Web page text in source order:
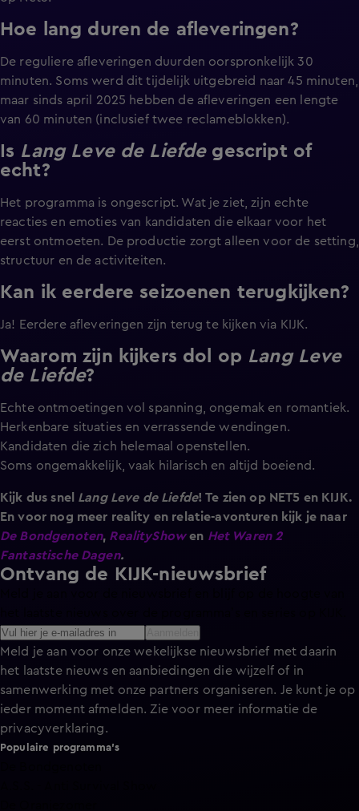
Hoe lang duren de afleveringen?
De reguliere afleveringen duurden oorspronkelijk 30
minuten. Soms werd dit tijdelijk uitgebreid naar 45 minuten,
maar sinds april 2025 hebben de afleveringen een lengte
van 60 minuten (inclusief twee reclameblokken).
Is Lang Leve de Liefdegescript of
echt?
Het programma is ongescript. Wat je ziet, zijn echte
reacties en emoties van kandidaten die elkaar voor het
eerst ontmoeten. De productie zorgt alleen voor de setting,
structuur en de activiteiten.
Kan ik eerdere seizoenen terugkijken?
Ja! Eerdere afleveringen zijn terug te kijken via KIJK.
Waarom zijn kijkers dol op Lang Leve
de Liefde?
Echte ontmoetingen vol spanning, ongemak en romantiek.
Herkenbare situaties en verrassende wendingen.
Kandidaten die zich helemaal openstellen.
Soms ongemakkelijk, vaak hilarisch en altijd boeiend.
Kijk dus snel Lang Leve de Liefde! Te zien op NET5 en KIJK.
En voor nog meer reality en relatie-avonturen kijk je naar
De Bondgenoten, RealityShowen Het Waren 2
Fantastische Dagen.
Ontvang de KIJK-nieuwsbrief
Meld je aan voor onze wekelijkse nieuwsbrief met daarin
het laatste nieuws en aanbiedingen die wijzelf of in
samenwerking met onze partners organiseren. Je kunt je op
ieder moment afmelden. Zie voor meer informatie de
privacyverklaring.
Populaire programma's